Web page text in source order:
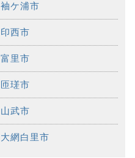
袖ケ浦市
印西市
富里市
匝瑳市
山武市
大網白里市